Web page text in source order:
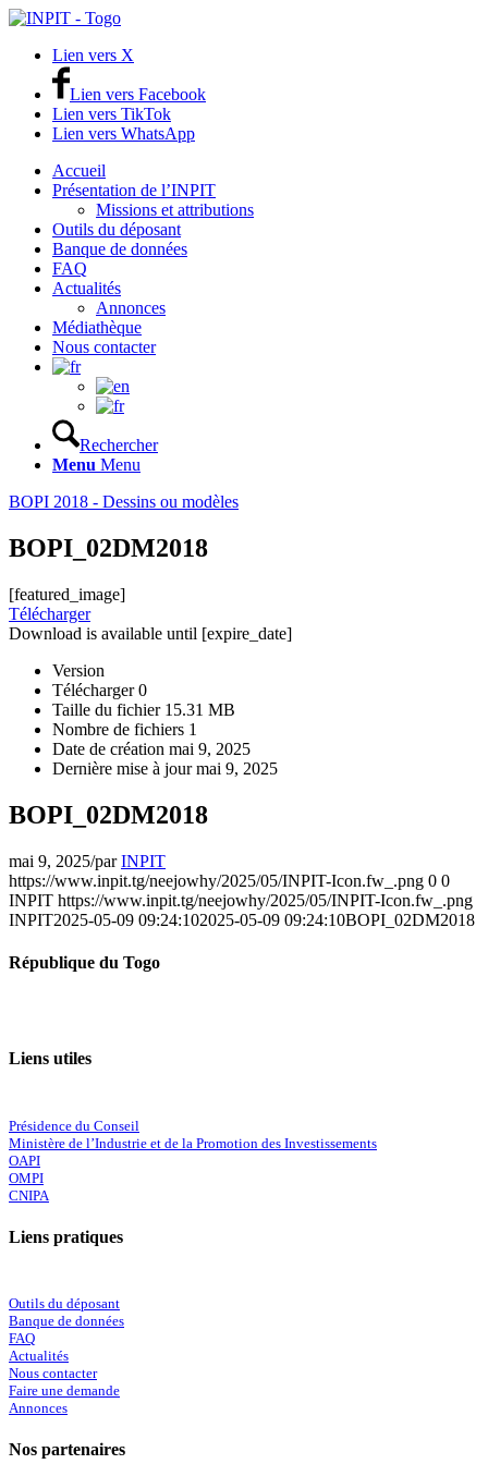
Lien vers X
Lien vers Facebook
Lien vers TikTok
Lien vers WhatsApp
Accueil
Présentation de l’INPIT
Missions et attributions
Outils du déposant
Banque de données
FAQ
Actualités
Annonces
Médiathèque
Nous contacter
Rechercher
Menu Menu
BOPI 2018 - Dessins ou modèles
BOPI_02DM2018
[featured_image]
Télécharger
Download is available until [expire_date]
Version
Télécharger0
Taille du fichier 15.31 MB
Nombre de fichiers 1
Date de création mai 9, 2025
Dernière mise à jourmai 9, 2025
BOPI_02DM2018
mai 9, 2025/parINPIT
https://www.inpit.tg/neejowhy/2025/05/INPIT-Icon.fw_.png 0 0
INPIT https://www.inpit.tg/neejowhy/2025/05/INPIT-Icon.fw_.png
INPIT2025-05-09 09:24:102025-05-09 09:24:10BOPI_02DM2018
République du Togo
Liens utiles
Présidence du Conseil
Ministère de l’Industrie et de la Promotion des Investissements
OAPI
OMPI
CNIPA
Liens pratiques
Outils du déposant
Banque de données
FAQ
Actualités
Nous contacter
Faire une demande
Annonces
Nos partenaires